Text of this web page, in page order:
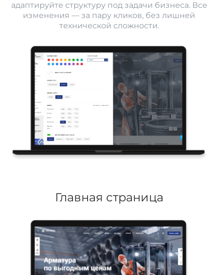
адаптируйте структуру под задачи бизнеса. Все
изменения — за пару кликов, без лишней
технической сложности.
Главная страница